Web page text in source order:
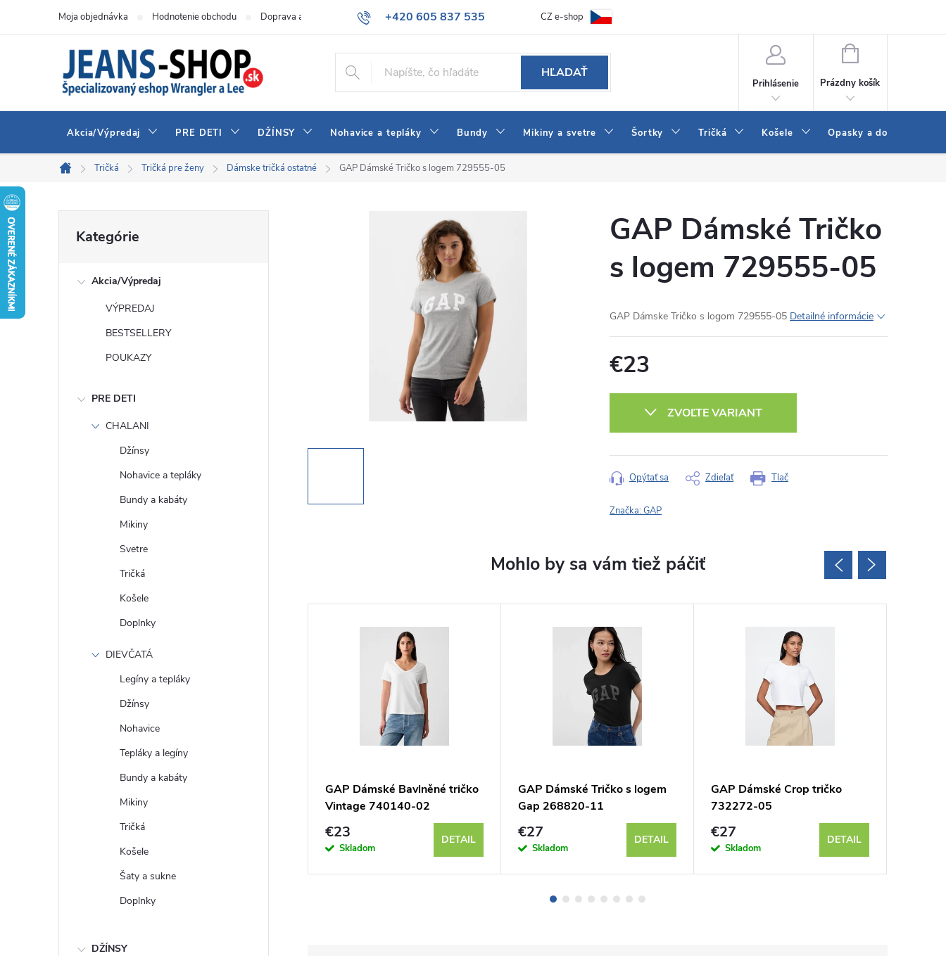
+420 605 837 535
info@jeans-shop.sk
Moja objednávka Hodnotenie obchodu Doprava a platba Všeobecné obchodné podmienky Ako vybrať džínsy Wrangler a LEE
CZ e-shop
HĽADAŤ
Prihlásenie
NÁKUPNÝ
Prázdny košík
Akcia/Výpredaj PRE DETI DŽÍNSY Nohavice a tepláky Bundy Mikiny a svetre Šortky Tričká Košele Opasky a doplnky
Domov
Tričká Tričká pre ženy Dámske tričká ostatné GAP Dámské Tričko s logem 729555-05
kategórie
Kategórie
Akcia/Výpredaj
VÝPREDAJ
BESTSELLERY
POUKAZY
PRE DETI
CHALANI
Džínsy
Nohavice a tepláky
Bundy a kabáty
Mikiny
Svetre
Tričká
Košele
Doplnky
DIEVČATÁ
Legíny a tepláky
Džínsy
Nohavice
Tepláky a legíny
Bundy a kabáty
Mikiny
Tričká
Košele
Šaty a sukne
Doplnky
DŽÍNSY
GAP Dámské Tričko
s logem 729555-05
GAP Dámske Tričko s logom 729555-05 Detailné informácie
€23
ZVOĽTE VARIANT
Tlač
Opýtať sa Zdieľať
Značka:GAP
Vintage 545906-00
€27
Skladom
GAP Dámské Bavlněné tričko
Vintage 740140-02
€23
Skladom
DETAIL
GAP Dámské Tričko s logem
Gap 268820-11
€27
Skladom
DETAIL
GAP Dámské Crop tričko
732272-05
€27
Skladom
DETAIL